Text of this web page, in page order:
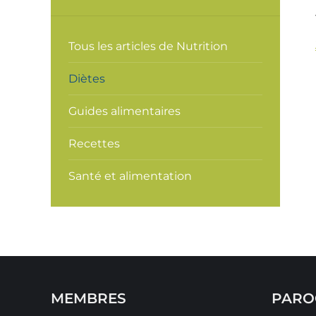
Tous les articles de Nutrition
Diètes
Guides alimentaires
Recettes
Santé et alimentation
MEMBRES